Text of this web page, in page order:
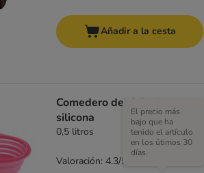
Añadir a la cesta
Comedero de viaje de
silicona
0,5 litros
El precio más
bajo que ha
tenido el artículo
en los útimos 30
días.
Valoración: 4.3/5